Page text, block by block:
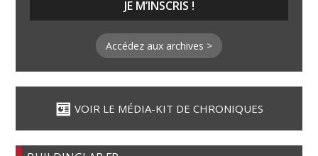
Accédez aux archives >
VOIR LE MÉDIA-KIT DE CHRONIQUES